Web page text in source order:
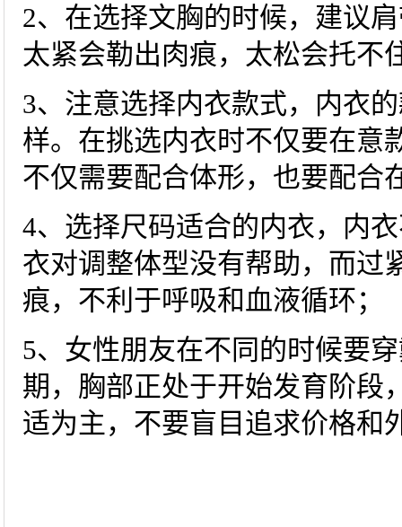
2、在选择文胸的时候，建议
太紧会勒出肉痕，太松会托不
3、注意选择内衣款式，内衣
样。在挑选内衣时不仅要在意
不仅需要配合体形，也要配合
4、选择尺码适合的内衣，内
衣对调整体型没有帮助，而过
痕，不利于呼吸和血液循环；
5、女性朋友在不同的时候要
期，胸部正处于开始发育阶段
适为主，不要盲目追求价格和